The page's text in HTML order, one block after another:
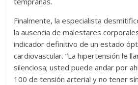
Finalmente, la especialista
la ausencia de malestares
indicador definitivo de un estado
cardiovascular. “La hipertensión le
silenciosa; usted puede andar por
100 de tensión arterial y no tener